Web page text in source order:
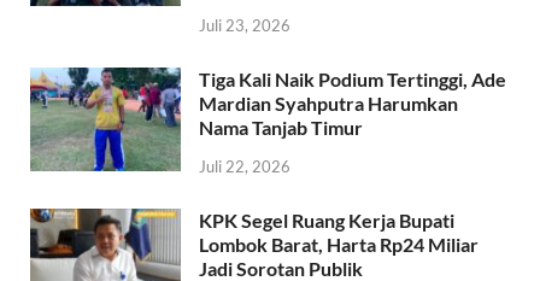
Juli 23, 2026
Tiga Kali Naik Podium Tertinggi, Ade
Mardian Syahputra Harumkan
Nama Tanjab Timur
Juli 22, 2026
KPK Segel Ruang Kerja Bupati
Lombok Barat, Harta Rp24 Miliar
Jadi Sorotan Publik